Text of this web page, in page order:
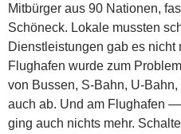
Mitbürger aus 90 Nationen,
Schöneck. Lokale mussten
Dienstleistungen gab es nicht
Flughafen wurde zum
von Bussen, S-Bahn, U-
auch ab. Und am Flughafen
ging auch nichts mehr.